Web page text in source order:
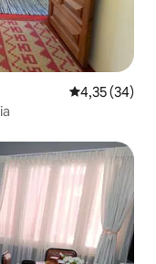
4,35 de uma
4,35 (34)